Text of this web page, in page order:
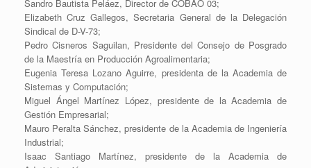
Sandro Bautista Peláez, Director de COBAO 03;
Elizabeth Cruz Gallegos, Secretaria General de la Delegación
Sindical de D-V-73;
Pedro Cisneros Saguilan, Presidente del Consejo de Posgrado
de la Maestría en Producción Agroalimentaria;
Eugenia Teresa Lozano Aguirre, presidenta de la Academia de
Sistemas y Computación;
Miguel Ángel Martínez López, presidente de la Academia de
Gestión Empresarial;
Mauro Peralta Sánchez, presidente de la Academia de Ingeniería
Industrial;
Isaac Santiago Martínez, presidente de la Academia de